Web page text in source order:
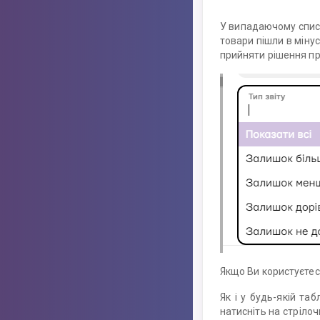
У випадаючому
товари пішли в
прийняти рішення
Якщо Ви
Як і у будь-якій
натисніть на